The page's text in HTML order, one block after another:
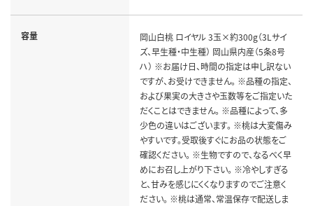
容量
岡山白桃 ロイヤル 3玉×約300g（3Lサイ
ズ、早生種・中生種） 岡山県内産（5条8号
ハ） ※お届け日、時間の指定は申し訳ない
ですが、お受けできません。 ※品種の指定、
および果実の大きさや玉数等をご指定いた
だくことはできません。 ※品種によって、多
少色の違いはございます。 ※桃は大変傷み
やすいです。受取後すぐにお品の状態をご
確認ください。 ※生物ですので、なるべく早
めにお召し上がり下さい。 ※冷やしすぎる
と、甘みを感じにくくなりますのでご注意く
ださい。 ※桃は通常、常温保存で配送しま